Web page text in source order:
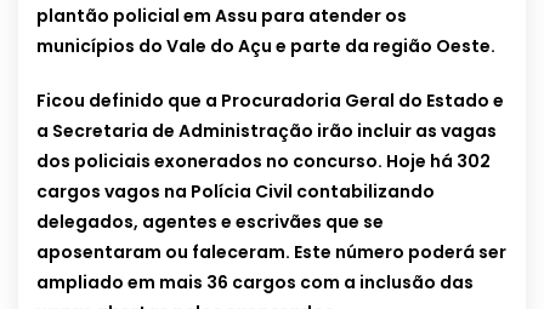
plantão policial em Assu para atender os
municípios do Vale do Açu e parte da região Oeste.
Ficou definido que a Procuradoria Geral do Estado e
a Secretaria de Administração irão incluir as vagas
dos policiais exonerados no concurso. Hoje há 302
cargos vagos na Polícia Civil contabilizando
delegados, agentes e escrivães que se
aposentaram ou faleceram. Este número poderá ser
ampliado em mais 36 cargos com a inclusão das